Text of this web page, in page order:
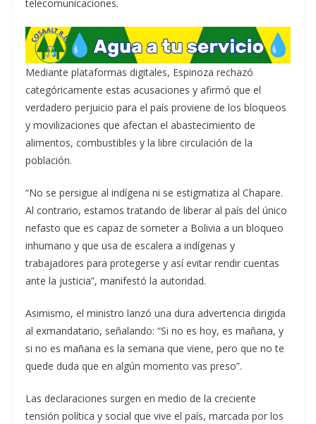
telecomunicaciones.
Mediante plataformas digitales, Espinoza rechazó
categóricamente estas acusaciones y afirmó que el
verdadero perjuicio para el país proviene de los bloqueos
y movilizaciones que afectan el abastecimiento de
alimentos, combustibles y la libre circulación de la
población.
“No se persigue al indígena ni se estigmatiza al Chapare.
Al contrario, estamos tratando de liberar al país del único
nefasto que es capaz de someter a Bolivia a un bloqueo
inhumano y que usa de escalera a indígenas y
trabajadores para protegerse y así evitar rendir cuentas
ante la justicia”, manifestó la autoridad.
Asimismo, el ministro lanzó una dura advertencia dirigida
al exmandatario, señalando: “Si no es hoy, es mañana, y
si no es mañana es la semana que viene, pero que no te
quede duda que en algún momento vas preso”.
Las declaraciones surgen en medio de la creciente
tensión política y social que vive el país, marcada por los